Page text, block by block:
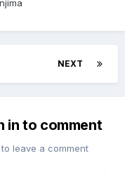
NEXT
in to comment
leave a comment